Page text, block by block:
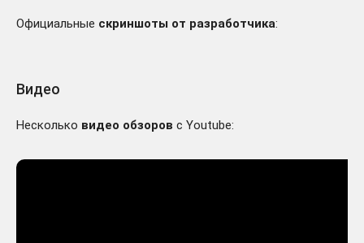
Официальные скриншоты от разработчика:
Видео
Несколько видео обзоров с Youtube: